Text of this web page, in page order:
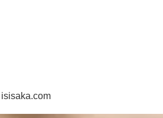
isisaka.com